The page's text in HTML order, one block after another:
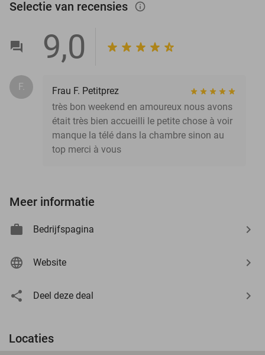
Selectie van recensies info_outlined
9,0
F.
Frau F. Petitprez
très bon weekend en amoureux nous avons
était très bien accueilli le petite chose à voir
manque la télé dans la chambre sinon au
top merci à vous
Meer informatie
Bedrijfspagina
Website
Deel deze deal
Locaties